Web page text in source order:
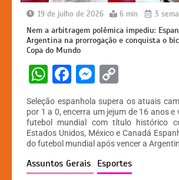
19 de julho de 2026 6 min 3
Nem a arbitragem polêmica impediu:
Argentina na prorrogação e conquista o
Copa do Mundo
W
h
at
s
A
p
F
a
c
e
b
o
M
s
s
e
n
p
y
Li
n
Seleção espanhola supera os atuais
por 1 a 0, encerra um jejum de 16 anos
futebol mundial com título histórico
Estados Unidos, México e Canadá
do futebol mundial após vencer a
Assuntos Gerais Esportes